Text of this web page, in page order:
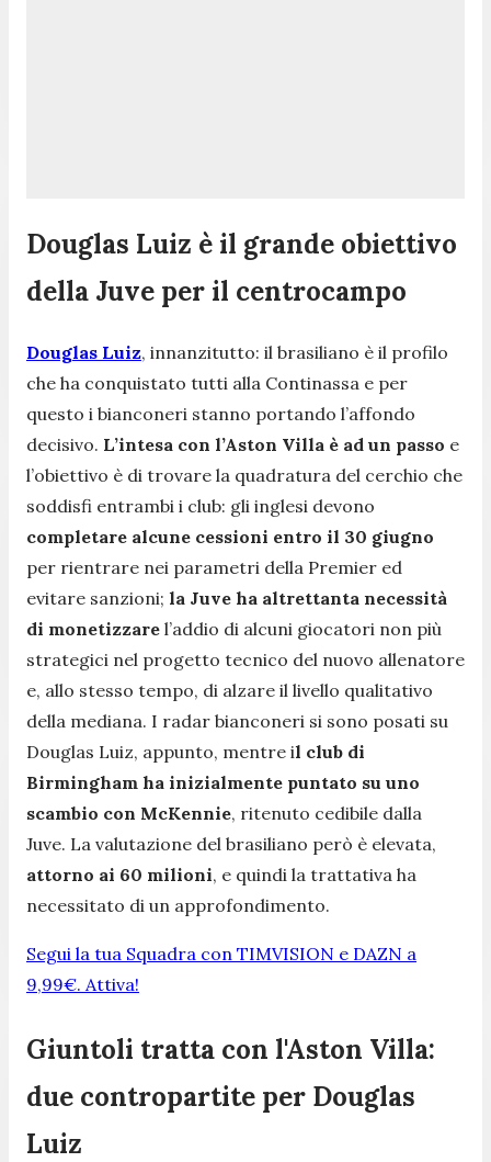
Douglas Luiz è il grande obiettivo
della Juve per il centrocampo
Douglas Luiz, innanzitutto: il brasiliano è il profilo
che ha conquistato tutti alla Continassa e per
questo i bianconeri stanno portando l’affondo
decisivo. L’intesa con l’Aston Villa è ad un passo e
l’obiettivo è di trovare la quadratura del cerchio che
soddisfi entrambi i club: gli inglesi devono
completare alcune cessioni entro il 30 giugno
per rientrare nei parametri della Premier ed
evitare sanzioni; la Juve ha altrettanta necessità
di monetizzare l’addio di alcuni giocatori non più
strategici nel progetto tecnico del nuovo allenatore
e, allo stesso tempo, di alzare il livello qualitativo
della mediana. I radar bianconeri si sono posati su
Douglas Luiz, appunto, mentre il club di
Birmingham ha inizialmente puntato su uno
scambio con McKennie, ritenuto cedibile dalla
Juve. La valutazione del brasiliano però è elevata,
attorno ai 60 milioni, e quindi la trattativa ha
necessitato di un approfondimento.
Segui la tua Squadra con TIMVISION e DAZN a
9,99€. Attiva!
Giuntoli tratta con l'Aston Villa:
due contropartite per Douglas
Luiz